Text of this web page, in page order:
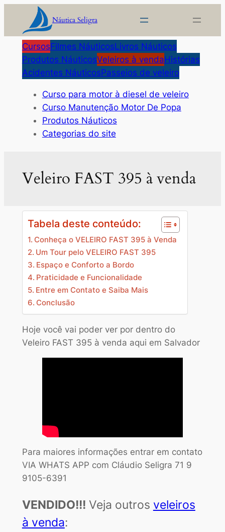
o
conteúdo
Náutica Seligra
CursosFilmes NáuticosLivros Náuticos
Produtos NáuticosVeleiros à vendaHistórias
Acidentes NáuticosPasseios de veleiro
Curso para motor à diesel de veleiro
Curso Manutenção Motor De Popa
Produtos Náuticos
Categorias do site
Veleiro FAST 395 à venda
Tabela deste conteúdo:
Conheça o VELEIRO FAST 395 à Venda
Um Tour pelo VELEIRO FAST 395
Espaço e Conforto a Bordo
Praticidade e Funcionalidade
Entre em Contato e Saiba Mais
Conclusão
Hoje você vai poder ver por dentro do
Veleiro FAST 395 à venda aqui em Salvador
Para maiores informações entrar em contato
VIA WHATS APP com Cláudio Seligra 71 9
9105-6391
VENDIDO!!! Veja outros veleiros
à venda: